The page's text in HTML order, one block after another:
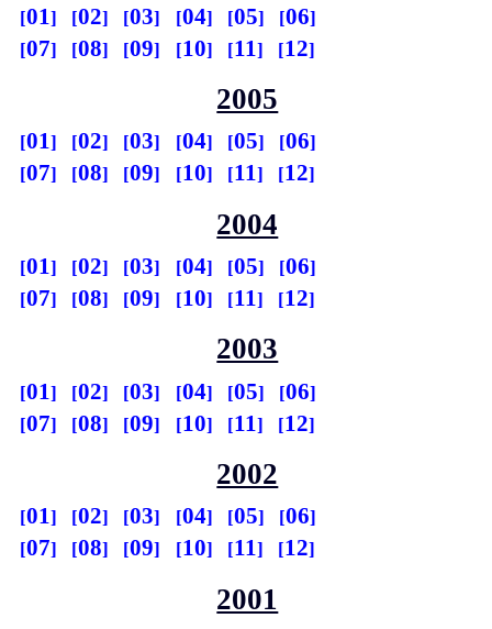
01 02 03 04 05
06
07
08 09 10 11 12
2005
01 02 03 04 05
06
07
08 09 10 11 12
2004
01 02 03 04 05
06
07
08 09 10 11 12
2003
01 02 03 04 05
06
07
08 09 10 11 12
2002
01 02 03 04 05
06
07
08 09 10 11 12
2001